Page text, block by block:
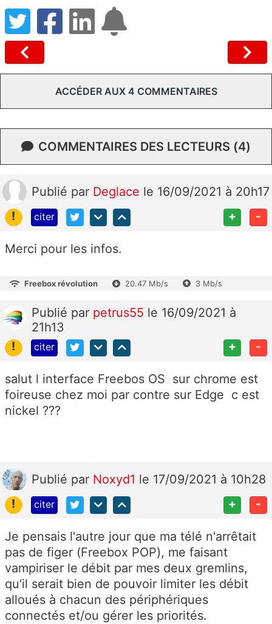
ACCÉDER AUX 4 COMMENTAIRES
COMMENTAIRES DES LECTEURS (4)
Publié par Deglace le 16/09/2021 à 20h17
!
citer + -
Merci pour les infos.
Freebox révolution 20.47 Mb/s 3 Mb/s
Publié par petrus55 le 16/09/2021 à
21h13
!
citer + -
salut l interface Freebos OS sur chrome est
foireuse chez moi par contre sur Edge c est
nickel ???
Publié par Noxyd1 le 17/09/2021 à 10h28
!
citer + -
Je pensais l'autre jour que ma télé n'arrêtait
pas de figer (Freebox POP), me faisant
vampiriser le débit par mes deux gremlins,
qu'il serait bien de pouvoir limiter les débit
alloués à chacun des périphériques
connectés et/ou gérer les priorités.